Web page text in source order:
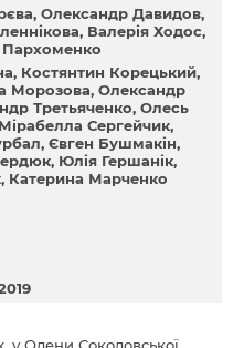
Олександр Давидов
Валерія Ходос
Костянтин Корецький
Морозова Олександр
Третьяченко Олесь
Мірабелла Сергейчик
Євген Бушмакін
Юлія Гершанік
Катерина Марченко
у Олени Соколовської